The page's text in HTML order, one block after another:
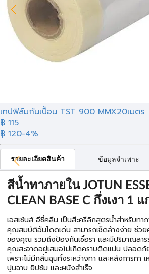
เทปฟิล์มกันเปื้อน TST 900 MMX20เมตร
฿ 115
฿ 120-4%
รายละเอียดสินค้า ข้อมูลจำเพาะ
สีน้ำทาภายใน JOTUN
CLEAN BASE C กึ่งเงา 1
เอสเซ้นส์ อีซี่คลีน เป็นสีะครีลิกสูตรน้ำสำหรับทา
คุณสมบัติอันโดดเด่น สามารถเช็ดล้างง่าย ช่ว
ของคุณ รวมถึงป้องกันเชื้อรา และมีปริมาณสาร
คุณสะอาดอยู่เสมอไม่เกิดคราบติดแน่น ปลอดภั
เพราะไม่มีกลิ่นฉุนทั้งระหว่างทา และหลังการทา
ปูนฉาบ ยิปซัม และผนังสำเร็จ